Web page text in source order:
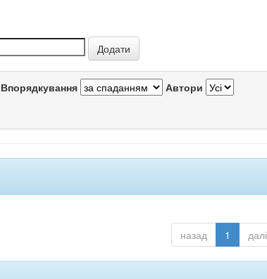
Впорядкування Автори
назад 1 далі